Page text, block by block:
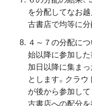
を分配してなお越
古書店で均等に分
４～７の分配に
始以降に参加した
加日以降に集ま
とします。クラ
が後から参加して
古書店への配分